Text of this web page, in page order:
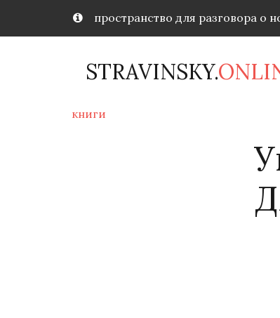
пространство для разговора о
STRAVINSKY.
книги